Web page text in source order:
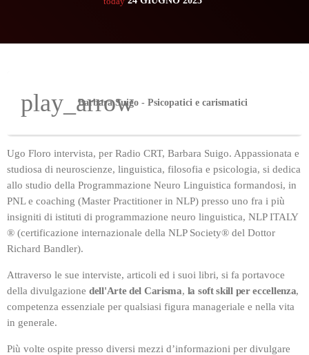
play_arrowBarbara Suigo - Psicopatici e carismatici
Ugo Floro intervista, per Radio CRT, Barbara Suigo. Appassionata e
studiosa di neuroscienze, linguistica, filosofia e psicologia, si dedica
allo studio della Programmazione Neuro Linguistica formandosi, in
PNL e coaching (Master Practitioner in NLP) presso uno fra i più
insigniti di istituti di programmazione neuro linguistica, NLP ITALY
® (certificazione internazionale della NLP Society® del Dottor
Richard Bandler).
Attraverso le sue interviste, articoli ed i suoi libri, si fa portavoce
della divulgazione dell'Arte del Carisma, la soft skill per eccellenza,
competenza essenziale per qualsiasi figura manageriale e nella vita
in generale.
Più volte ospite presso diversi mezzi d’informazioni per divulgare